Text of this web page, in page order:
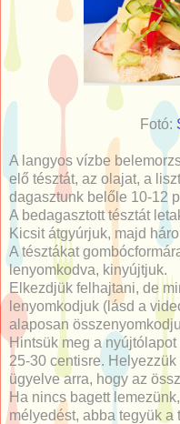
Fotó:
A langyos vízbe
elő tésztát, az olajat, a
dagasztunk belőle 10-12
A bedagasztott tésztát
Kicsit átgyúrjuk, majd
A tésztákat
lenyomkodva, kinyújtjuk.
Elkezdjük felhajtani, de
lenyomkodjuk (lásd a
alaposan
Hintsük meg a
25-30 centisre.
ügyelve arra, hogy az
Ha nincs bagett
mélyedést, abba tegyük a